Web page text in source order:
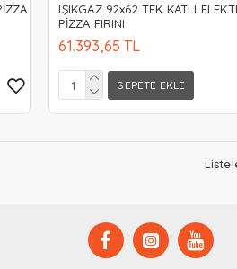
IŞIKGAZ 92x62 TEK KATLI
PİZZA FIRINI
61.393,65 TL
SEPETE EKLE